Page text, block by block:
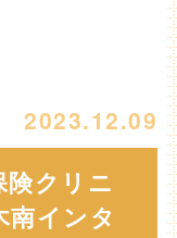
2023.12.09
クリニ
南インタ